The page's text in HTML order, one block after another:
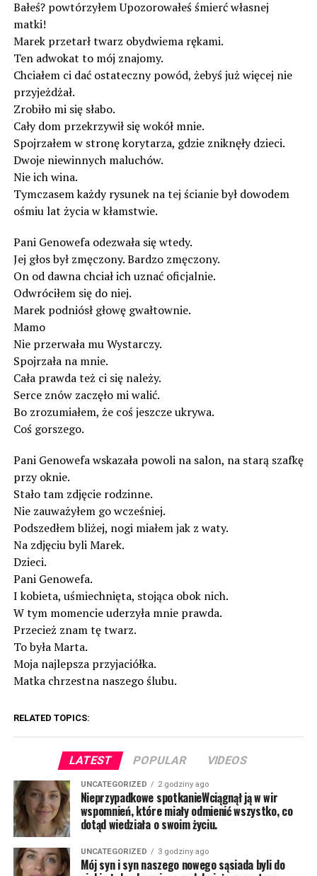
Bałeś? powtórzyłem Upozorowałeś śmierć własnej
matki!
Marek przetarł twarz obydwiema rękami.
Ten adwokat to mój znajomy.
Chciałem ci dać ostateczny powód, żebyś już więcej nie
przyjeżdżał.
Zrobiło mi się słabo.
Cały dom przekrzywił się wokół mnie.
Spojrzałem w stronę korytarza, gdzie zniknęły dzieci.
Dwoje niewinnych maluchów.
Nie ich wina.
Tymczasem każdy rysunek na tej ścianie był dowodem
ośmiu lat życia w kłamstwie.
Pani Genowefa odezwała się wtedy.
Jej głos był zmęczony. Bardzo zmęczony.
On od dawna chciał ich uznać oficjalnie.
Odwróciłem się do niej.
Marek podniósł głowę gwałtownie.
Mamo
Nie przerwała mu Wystarczy.
Spojrzała na mnie.
Cała prawda też ci się należy.
Serce znów zaczęło mi walić.
Bo zrozumiałem, że coś jeszcze ukrywa.
Coś gorszego.
Pani Genowefa wskazała powoli na salon, na starą szafkę
przy oknie.
Stało tam zdjęcie rodzinne.
Nie zauważyłem go wcześniej.
Podszedłem bliżej, nogi miałem jak z waty.
Na zdjęciu byli Marek.
Dzieci.
Pani Genowefa.
I kobieta, uśmiechnięta, stojąca obok nich.
W tym momencie uderzyła mnie prawda.
Przecież znam tę twarz.
To była Marta.
Moja najlepsza przyjaciółka.
Matka chrzestna naszego ślubu.
RELATED TOPICS:
LATEST POPULAR VIDEOS
UNCATEGORIZED 2 godziny ago
Nieprzypadkowe spotkanieWciągnął ją w wir
wspomnień, które miały odmienić wszystko, co
dotąd wiedziała o swoim życiu.
UNCATEGORIZED 3 godziny ago
Mój syn i syn naszego nowego sąsiada byli do